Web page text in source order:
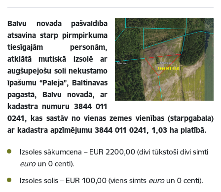
Balvu novada pašvaldība
atsavina starp pirmpirkuma
tiesīgajām personām,
atklātā mutiskā izsolē ar
augšupejošu soli nekustamo
īpašumu “Paleja”, Baltinavas
pagastā, Balvu novadā, ar
kadastra numuru 3844 011
0241, kas sastāv no vienas zemes vienības (starpgabala)
ar kadastra apzīmējumu 3844 011 0241, 1,03 ha platībā.
Izsoles sākumcena – EUR 2200,00 (divi tūkstoši divi simti
euroun 0 centi).
Izsoles solis – EUR 100,00 (viens simts euroun 0 centi).